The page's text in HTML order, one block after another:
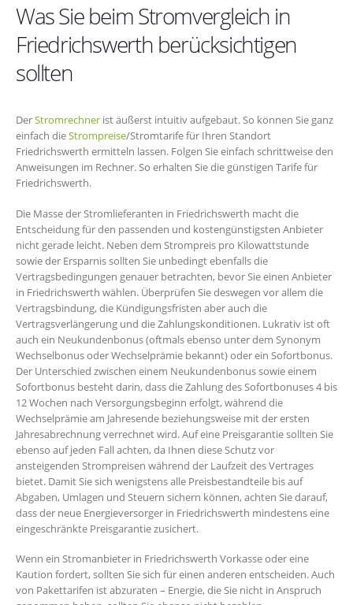
Was Sie beim Stromvergleich in
Friedrichswerth berücksichtigen
sollten
DerStromrechner ist äußerst intuitiv aufgebaut. So können Sie ganz
einfach dieStrompreise/Stromtarife für Ihren Standort
Friedrichswerth ermitteln lassen. Folgen Sie einfach schrittweise den
Anweisungen im Rechner. So erhalten Sie die günstigen Tarife für
Friedrichswerth.
Die Masse der Stromlieferanten in Friedrichswerth macht die
Entscheidung für den passenden und kostengünstigsten Anbieter
nicht gerade leicht. Neben dem Strompreis pro Kilowattstunde
sowie der Ersparnis sollten Sie unbedingt ebenfalls die
Vertragsbedingungen genauer betrachten, bevor Sie einen Anbieter
in Friedrichswerth wählen. Überprüfen Sie deswegen vor allem die
Vertragsbindung, die Kündigungsfristen aber auch die
Vertragsverlängerung und die Zahlungskonditionen. Lukrativ ist oft
auch ein Neukundenbonus (oftmals ebenso unter dem Synonym
Wechselbonus oder Wechselprämie bekannt) oder ein Sofortbonus.
Der Unterschied zwischen einem Neukundenbonus sowie einem
Sofortbonus besteht darin, dass die Zahlung des Sofortbonuses 4 bis
12 Wochen nach Versorgungsbeginn erfolgt, während die
Wechselprämie am Jahresende beziehungsweise mit der ersten
Jahresabrechnung verrechnet wird. Auf eine Preisgarantie sollten Sie
ebenso auf jeden Fall achten, da Ihnen diese Schutz vor
ansteigenden Strompreisen während der Laufzeit des Vertrages
bietet. Damit Sie sich wenigstens alle Preisbestandteile bis auf
Abgaben, Umlagen und Steuern sichern können, achten Sie darauf,
dass der neue Energieversorger in Friedrichswerth mindestens eine
eingeschränkte Preisgarantie zusichert.
Wenn ein Stromanbieter in Friedrichswerth Vorkasse oder eine
Kaution fordert, sollten Sie sich für einen anderen entscheiden. Auch
von Pakettarifen ist abzuraten – Energie, die Sie nicht in Anspruch